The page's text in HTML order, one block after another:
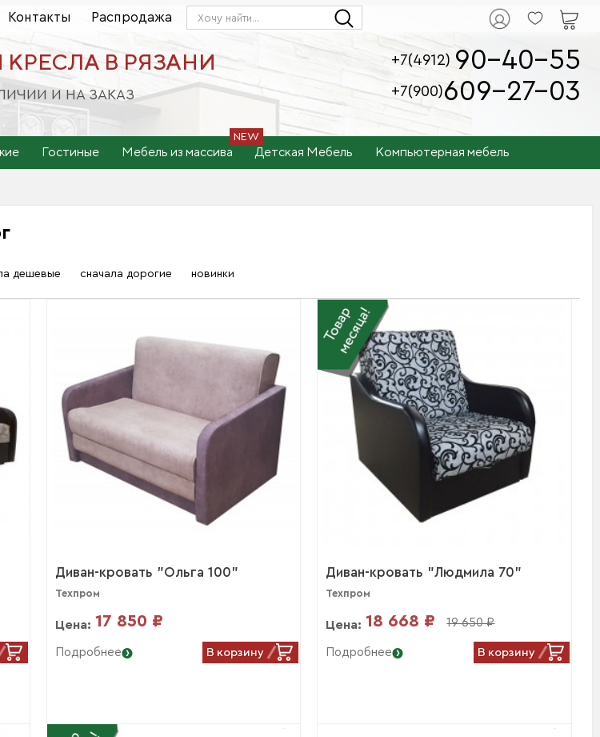
Контакты Распродажа
В РЯЗАНИ
И НА ЗАКАЗ
+7(4912) 90-40-55
+7(900)609-27-03
Гостиные Мебель из массива Детская Мебель Компьютерная мебель
дешевые сначала дорогие новинки
Диван-кровать "Ольга 100"
Техпром
Цена: 17 850 ₽
Подробнее В корзину
Диван-кровать "Людмила 70"
Техпром
Цена: 18 668 ₽ 19 650 ₽
Подробнее В корзину